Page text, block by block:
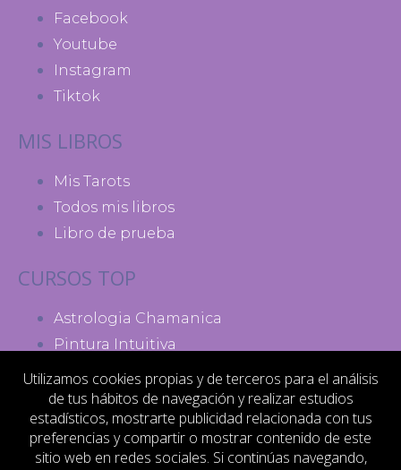
Facebook
Youtube
Instagram
Tiktok
MIS LIBROS
Mis Tarots
Todos mis libros
Libro de prueba
CURSOS TOP
Astrologia Chamanica
Pintura Intuitiva
Madres de Poder
MI ACTIVIDAD
Contacto
Utilizamos cookies propias y de terceros para el análisis
de tus hábitos de navegación y realizar estudios
estadísticos, mostrarte publicidad relacionada con tus
preferencias y compartir o mostrar contenido de este
sitio web en redes sociales. Si continúas navegando,